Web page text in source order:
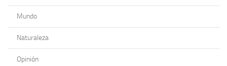
Mundo
Naturaleza
Opinión